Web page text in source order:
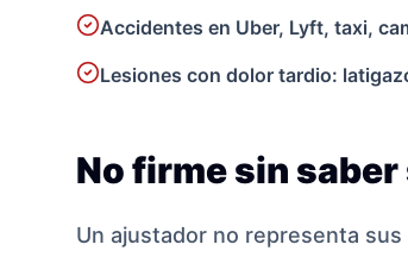
Accidentes en Uber, Lyft, taxi,
Lesiones con dolor tardio:
No firme sin
Un ajustador no representa